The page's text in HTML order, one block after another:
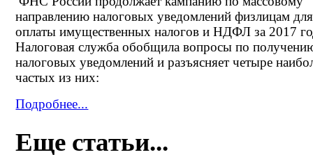
направлению налоговых уведомлений физлицам для
оплаты имущественных налогов и НДФЛ за 2017
Налоговая служба обобщила вопросы по
налоговых уведомлений и разъясняет четыре
частых из них:
Подробнее...
Еще статьи...